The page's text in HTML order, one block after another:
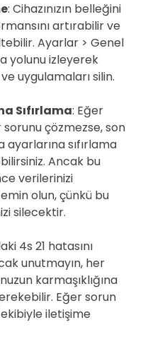
: Cihazınızın belleğini
artırabilir ve
Ayarlar > Genel
yolunu izleyerek
uygulamaları silin.
Sıfırlama: Eğer
sorunu çözmezse, son
sıfırlama
Ancak bu
verilerinizi
olun, çünkü bu
silecektir.
4s 21 hatasını
unutmayın, her
karmaşıklığına
Eğer sorun
iletişime